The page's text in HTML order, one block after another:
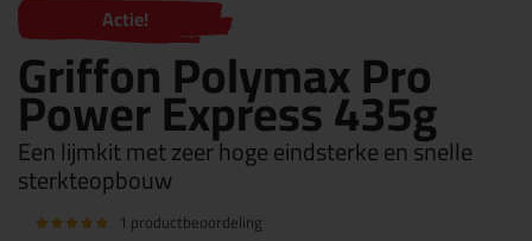
Actie!
Griffon Polymax Pro
Power Express 435g
Een lijmkit met zeer hoge eindsterke en snelle
sterkteopbouw
1 productbeoordeling